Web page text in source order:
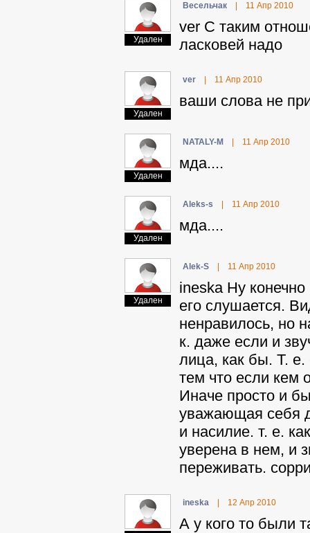
Удален
Beceльчaк 11 Апр 2010
ver С таким
ласковей надо
Удален
ver 11 Апр 2010
ваши слова не
Удален
NATALY-M 11 Апр 2010
мда....
Удален
Aleks-s 11 Апр 2010
мда....
Удален
Alek-S 11 Апр 2010
ineska Ну
его слушается.
ненравилось, но
к. даже если и
лица, как бы. Т. е.
тем что если кем
Иначе просто и
уважающая себя
и насилие. т. е.
уверена в нем, и
переживать.
ineska 12 Апр 2010
А у кого то были